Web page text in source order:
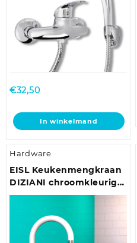
€32,50
In winkelmand
Hardware
EISL Keukenmengkraan
DIZIANI chroomkleurig
wit